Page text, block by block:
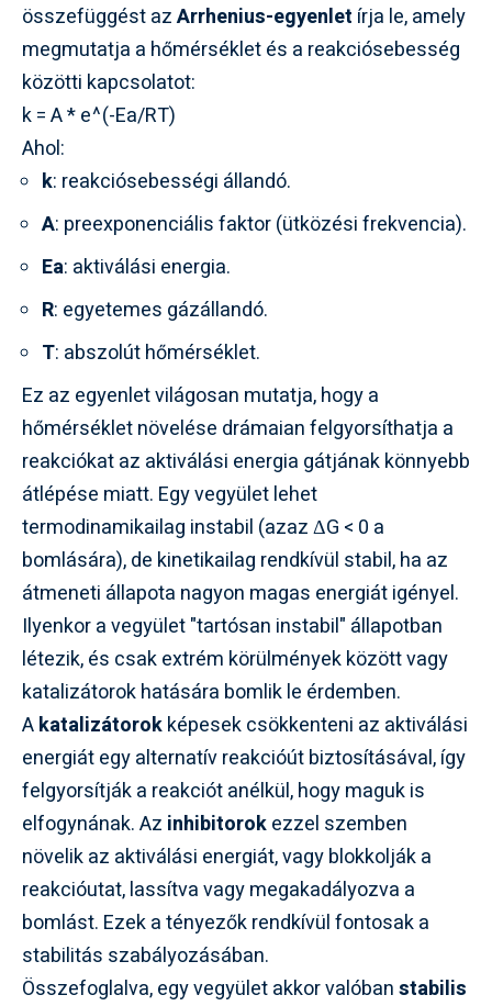
összefüggést azArrhenius-egyenlet írja le, amely
megmutatja a hőmérséklet és a reakciósebesség
közötti kapcsolatot:
k = A * e^(-Ea/RT)
Ahol:
k: reakciósebességi állandó.
A: preexponenciális faktor (ütközési frekvencia).
Ea: aktiválási energia.
R: egyetemes gázállandó.
T: abszolút hőmérséklet.
Ez az egyenlet világosan mutatja, hogy a
hőmérséklet növelése drámaian felgyorsíthatja a
reakciókat az aktiválási energia gátjának könnyebb
átlépése miatt. Egy vegyület lehet
termodinamikailag instabil (azaz ΔG < 0 a
bomlására), de kinetikailag rendkívül stabil, ha az
átmeneti állapota nagyon magas energiát igényel.
Ilyenkor a vegyület "tartósan instabil" állapotban
létezik, és csak extrém körülmények között vagy
katalizátorok hatására bomlik le érdemben.
Akatalizátorokképesek csökkenteni az aktiválási
energiát egy alternatív reakcióút biztosításával, így
felgyorsítják a reakciót anélkül, hogy maguk is
elfogynának. Az inhibitorokezzel szemben
növelik az aktiválási energiát, vagy blokkolják a
reakcióutat, lassítva vagy megakadályozva a
bomlást. Ezek a tényezők rendkívül fontosak a
stabilitás szabályozásában.
Összefoglalva, egy vegyület akkor valóbanstabilis